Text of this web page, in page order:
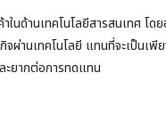
ด้านเทคโนโลยีสารสนเทศ โด
ผ่านเทคโนโลยี แทนที่จะเป็น
ยากต่อการทดแทน